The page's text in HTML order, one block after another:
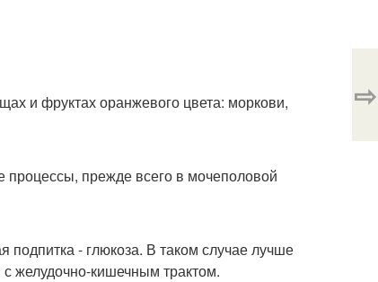
и фруктах оранжевого цвета: моркови,
процессы, прежде всего в мочеполовой
подпитка - глюкоза. В таком случае лучше
желудочно-кишечным трактом.
⇨